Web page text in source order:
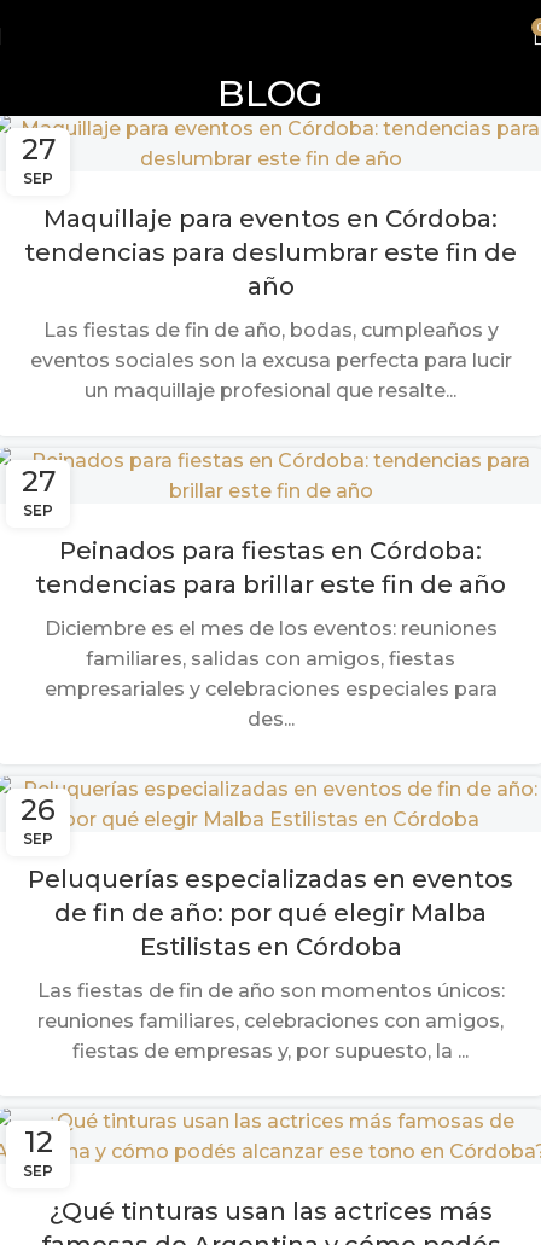
BLOG
27
SEP
Maquillaje para eventos en Córdoba:
tendencias para deslumbrar este fin de
año
Las fiestas de fin de año, bodas, cumpleaños y
eventos sociales son la excusa perfecta para lucir
un maquillaje profesional que resalte...
27
SEP
Peinados para fiestas en Córdoba:
tendencias para brillar este fin de año
Diciembre es el mes de los eventos: reuniones
familiares, salidas con amigos, fiestas
empresariales y celebraciones especiales para
des...
26
SEP
Peluquerías especializadas en eventos
de fin de año: por qué elegir Malba
Estilistas en Córdoba
Las fiestas de fin de año son momentos únicos:
reuniones familiares, celebraciones con amigos,
fiestas de empresas y, por supuesto, la ...
12
SEP
¿Qué tinturas usan las actrices más